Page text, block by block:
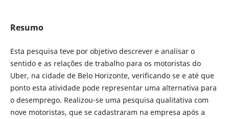
Resumo
Esta pesquisa teve por objetivo descrever e analisar o
sentido e as relações de trabalho para os motoristas do
Uber, na cidade de Belo Horizonte, verificando se e até que
ponto esta atividade pode representar uma alternativa para
o desemprego. Realizou-se uma pesquisa qualitativa com
nove motoristas, que se cadastraram na empresa após a